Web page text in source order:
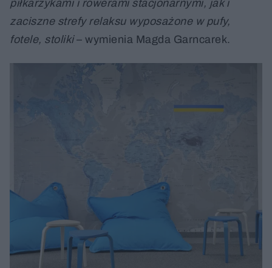
piłkarzykami i rowerami stacjonarnymi, jak i
zaciszne strefy relaksu wyposażone w pufy,
fotele, stoliki– wymienia Magda Garncarek.